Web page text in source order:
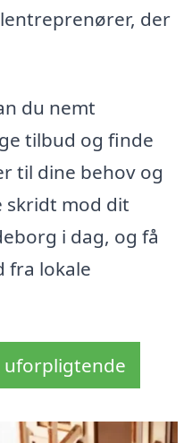
der
du nemt
tilbud og finde
til dine behov og
skridt mod dit
i dag, og få
fra lokale
uforpligtende